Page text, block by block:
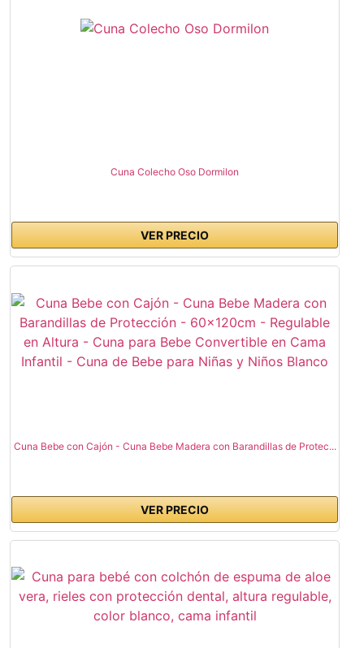
Cuna Colecho Oso Dormilon
VER PRECIO
Cuna Bebe con Cajón - Cuna Bebe Madera con Barandillas de Protec...
VER PRECIO